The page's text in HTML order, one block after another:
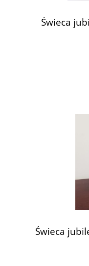
Świeca
Świeca